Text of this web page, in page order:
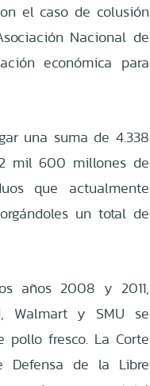
el caso de colusión
Nacional de
económica para
una suma de 4.338
mil 600 millones de
que actualmente
un total de
años 2008 y 2011,
Walmart y SMU se
fresco. La Corte
Defensa de la Libre